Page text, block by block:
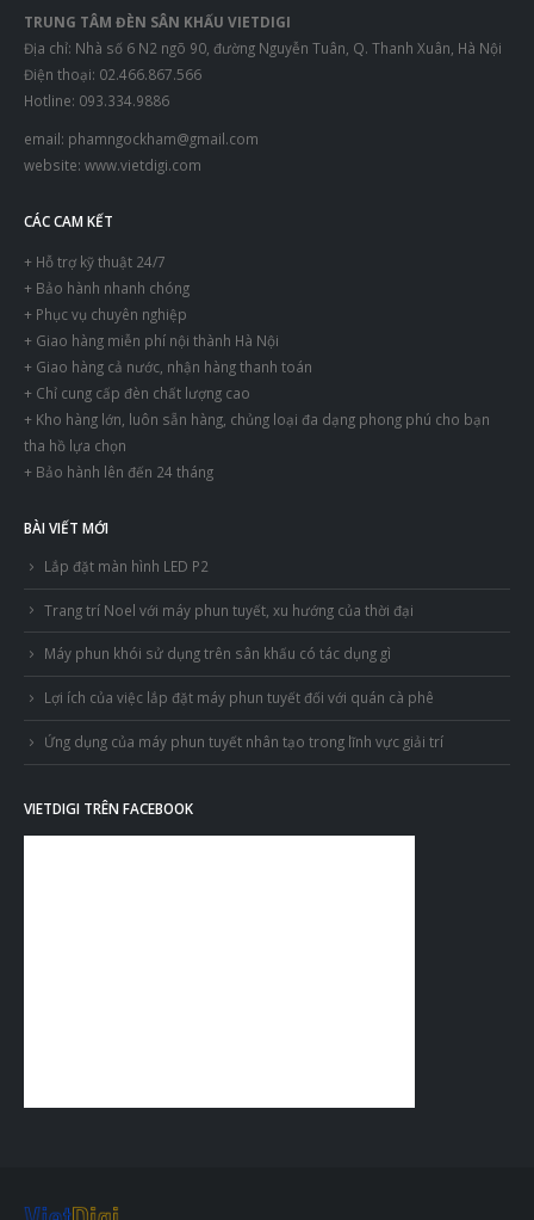
TRUNG TÂM ĐÈN SÂN KHẤU VIETDIGI
Địa chỉ: Nhà số 6 N2 ngõ 90, đường Nguyễn Tuân, Q. Thanh Xuân, Hà Nội
Điện thoại: 02.466.867.566
Hotline: 093.334.9886
email: phamngockham@gmail.com
website: www.vietdigi.com
CÁC CAM KẾT
+ Hỗ trợ kỹ thuật 24/7
+ Bảo hành nhanh chóng
+ Phục vụ chuyên nghiệp
+ Giao hàng miễn phí nội thành Hà Nội
+ Giao hàng cả nước, nhận hàng thanh toán
+ Chỉ cung cấp đèn chất lượng cao
+ Kho hàng lớn, luôn sẵn hàng, chủng loại đa dạng phong phú cho bạn
tha hồ lựa chọn
+ Bảo hành lên đến 24 tháng
BÀI VIẾT MỚI
Lắp đặt màn hình LED P2
Trang trí Noel với máy phun tuyết, xu hướng của thời đại
Máy phun khói sử dụng trên sân khấu có tác dụng gì
Lợi ích của việc lắp đặt máy phun tuyết đối với quán cà phê
Ứng dụng của máy phun tuyết nhân tạo trong lĩnh vực giải trí
VIETDIGI TRÊN FACEBOOK